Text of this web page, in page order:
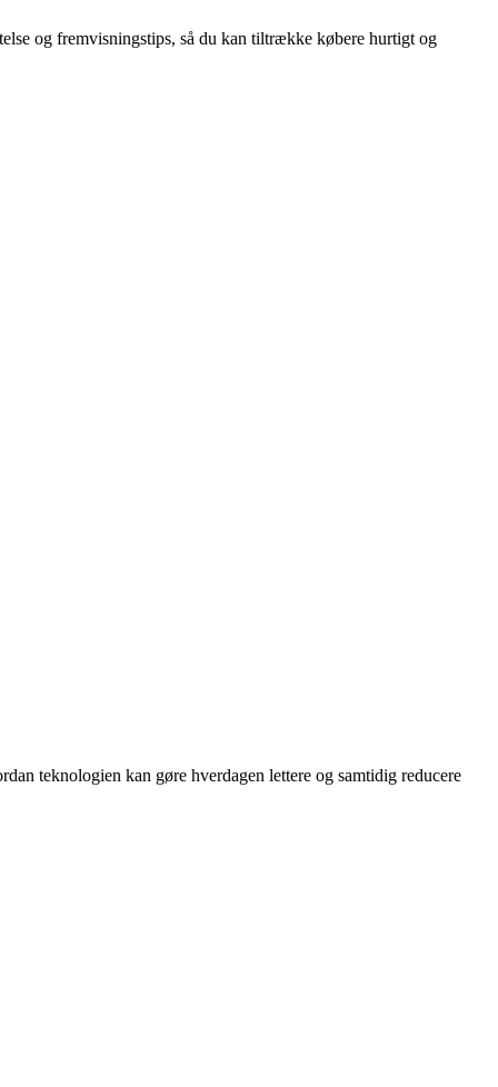
og fremvisningstips, så du kan tiltrække købere hurtigt og
teknologien kan gøre hverdagen lettere og samtidig reducere